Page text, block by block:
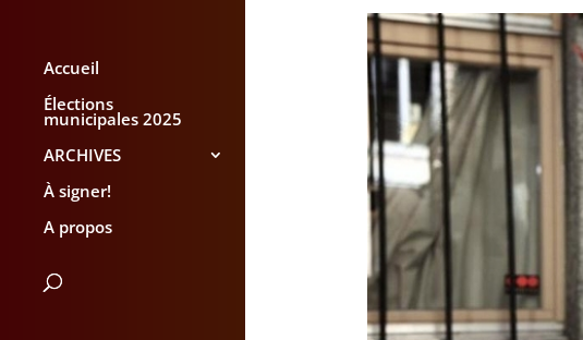
Accueil
Élections
municipales 2025
ARCHIVES
À signer!
A propos